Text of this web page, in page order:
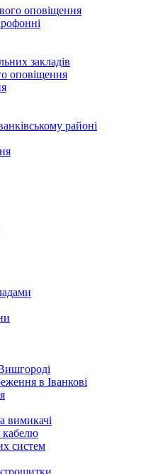
оповіщення
закладів
оповіщення
районі
в Іванкові
вимикачі
кабелю
систем